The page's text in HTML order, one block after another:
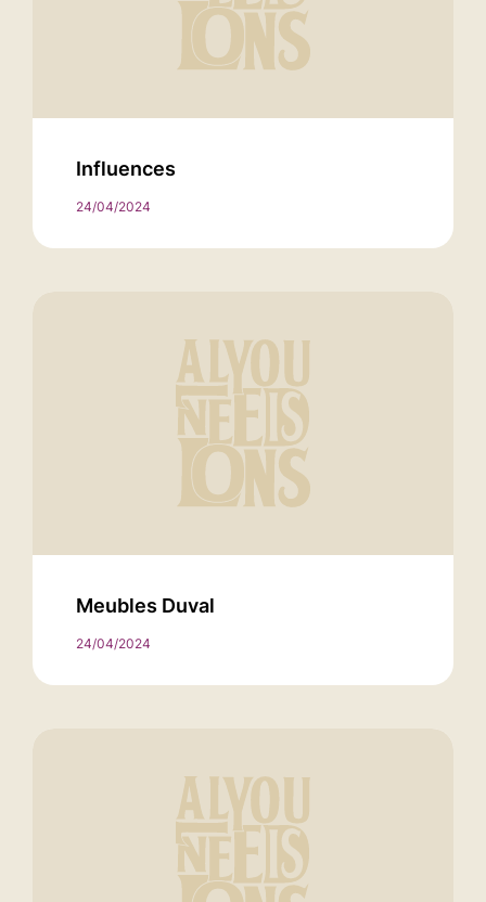
Influences
24/04/2024
Meubles Duval
24/04/2024